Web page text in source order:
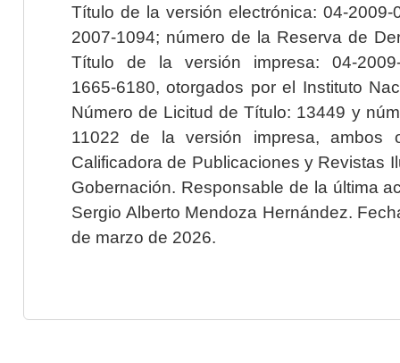
Título de la versión electrónica: 04-2009-
2007-1094; número de la Reserva de
Título de la versión impresa: 04-2009-
1665-6180, otorgados por el Instituto
Número de Licitud de Título: 13449 y
11022 de la versión impresa, ambos
Calificadora de Publicaciones y Revistas
Gobernación. Responsable de la última
Sergio Alberto Mendoza Hernández.
de marzo de 2026.